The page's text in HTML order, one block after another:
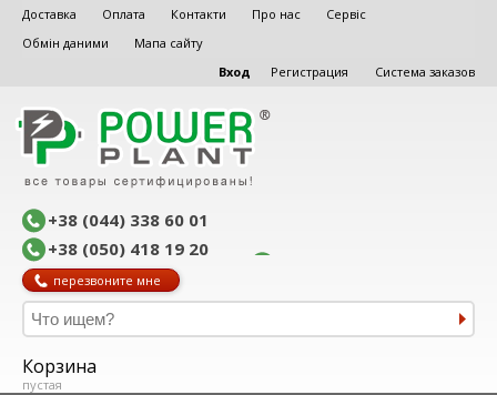
Доставка Оплата Контакти Про нас
Сервіс
Обмін даними
Мапа сайту
Вход
Регистрация Система заказов
+38 (044) 338 60 01
+38 (050) 418 19 20
перезвоните мне
Корзина
пустая